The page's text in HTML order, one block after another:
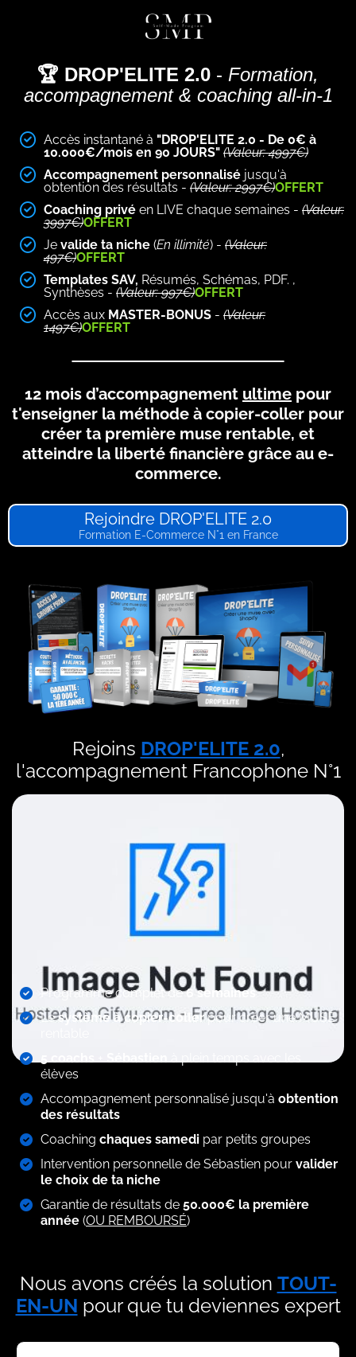
🏆 DROP'ELITE 2.0 - Formation,
accompagnement & coaching all-in-1
Accès instantané à "DROP'ELITE 2.0 - De 0€ à
10.000€/mois en 90 JOURS" (Valeur: 4997€)
Accompagnement personnalisé jusqu'à
obtention des résultats - (Valeur: 2997€)OFFERT
Coaching privé en LIVE chaque semaines - (Valeur:
3997€)OFFERT
Je valide ta niche (En illimité) - (Valeur:
497€)OFFERT
Templates SAV, Résumés, Schémas, PDF. ,
Synthèses - (Valeur: 997€)OFFERT
Accès aux MASTER-BONUS - (Valeur:
1497€)OFFERT
12 mois d’accompagnement ultime pour
t'enseigner la méthode à copier-coller pour
créer ta première muse rentable, et
atteindre la liberté financière grâce au e-
commerce.
Rejoindre DROP'ELITE 2.0
Formation E-Commerce N°1 en France
Rejoins DROP'ELITE 2.0,
l'accompagnement Francophone N°1
Programme complet de6 semaines
Lesystème à copier-collerpour créer une MUSE
élèves
Accompagnement personnalisé jusqu'à obtention
des résultats
Coaching chaques samedi par petits groupes
Intervention personnelle de Sébastien pour valider
le choix de ta niche
Garantie de résultats de 50.000€ la première
année (OU REMBOURSÉ)
Nous avons créés la solution TOUT-
EN-UN pour que tu deviennes expert